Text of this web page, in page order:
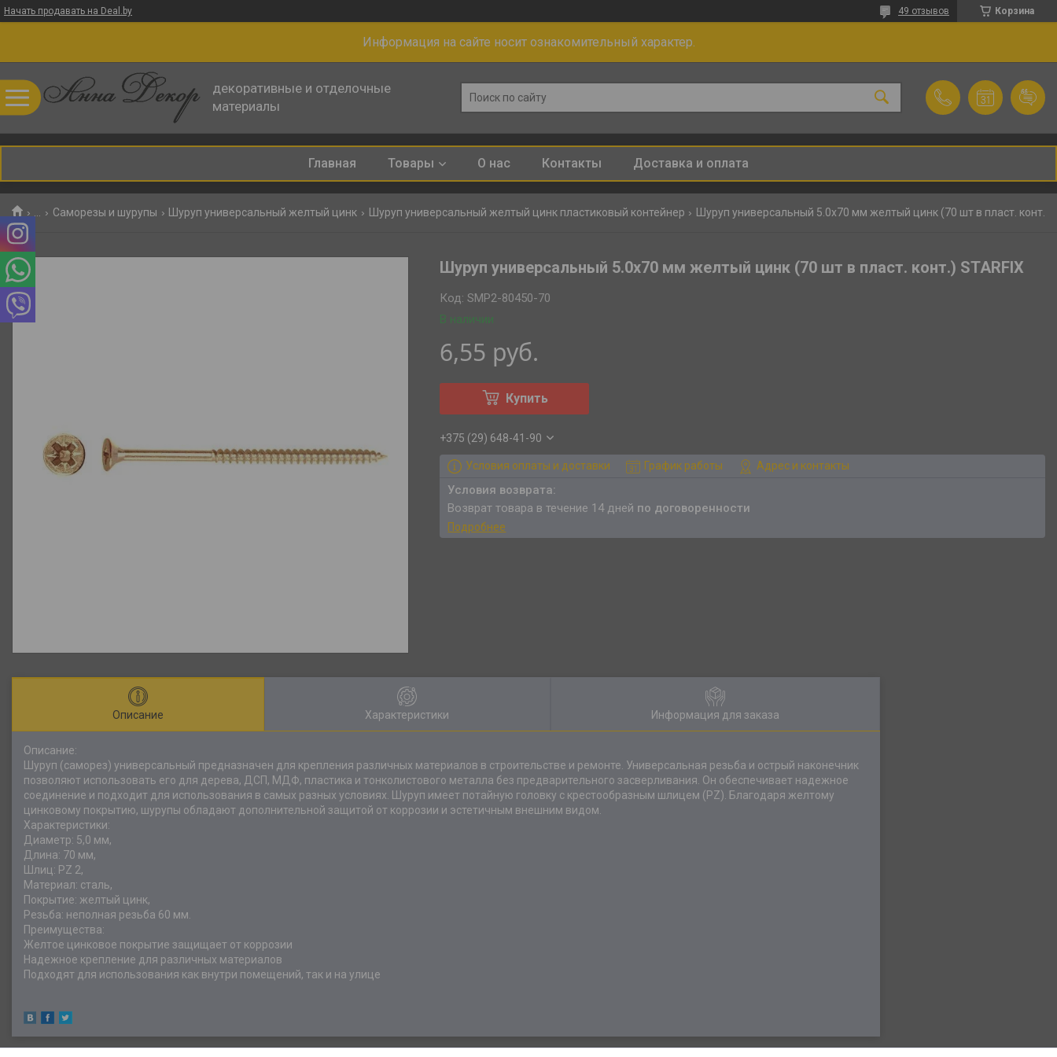
Начать продавать на Deal.by Корзина
49 отзывов
Информация на сайте носит ознакомительный характер.
декоративные и отделочные
материалы
Главная Товары О нас Контакты Доставка и оплата
Саморезы и шурупы Шуруп универсальный желтый цинк Шуруп универсальный желтый цинк пластиковый контейнер
Шуруп универсальный 5.0х70 мм желтый цинк (70 шт в пласт. конт.) STARFIX
В наличии
Код:SMP2-80450-70
6,55 руб.
Купить
+375 (29) 648-41-90
Условия оплаты и доставки График работы Адрес и контакты
возврат товара в течение 14 дней по договоренности
Подробнее
Описание Характеристики Информация для заказа
Описание:
Шуруп (саморез) универсальный предназначен для крепления различных материалов в строительстве и ремонте. Универсальная резьба и острый наконечник
позволяют использовать его для дерева, ДСП, МДФ, пластика и тонколистового металла без предварительного засверливания. Он обеспечивает надежное
соединение и подходит для использования в самых разных условиях. Шуруп имеет потайную головку с крестообразным шлицем (PZ). Благодаря желтому
цинковому покрытию, шурупы обладают дополнительной защитой от коррозии и эстетичным внешним видом.
Характеристики:
Диаметр: 5,0 мм,
Длина: 70 мм,
Шлиц: PZ 2,
Материал: сталь,
Покрытие: желтый цинк,
Резьба: неполная резьба 60 мм.
Преимущества:
Желтое цинковое покрытие защищает от коррозии
Надежное крепление для различных материалов
Подходят для использования как внутри помещений, так и на улице